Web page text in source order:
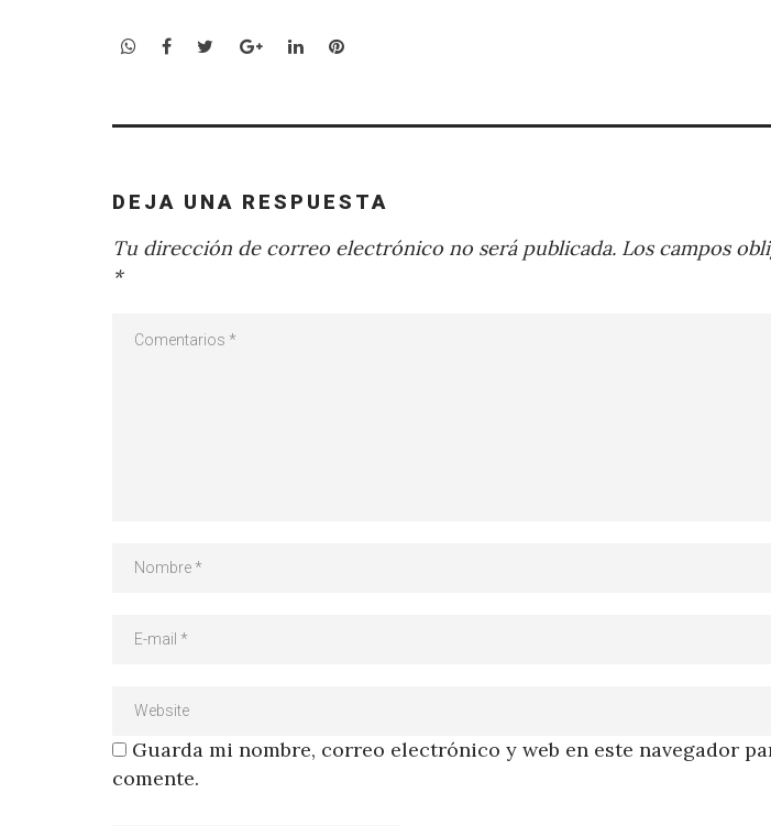
WhatsApp
Facebook
TwitterGoogle+LinkedInPinterest
DEJA UNA RESPUESTA
Tu dirección de correo electrónico no será publicada. Los campos
*
Guarda mi nombre, correo electrónico y web en este navegador
comente.